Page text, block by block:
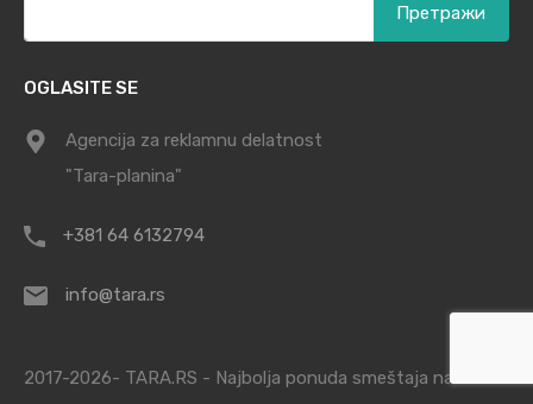
OGLASITE SE
Agencija za reklamnu delatnost
"Tara-planina"
+381 64 6132794
info@tara.rs
2017-2026- TARA.RS - Najbolja ponuda smeštaja na